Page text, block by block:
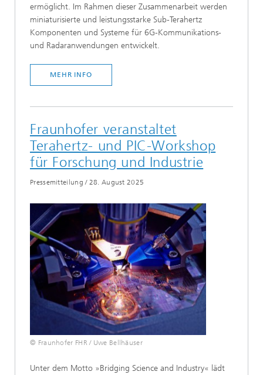
ermöglicht. Im Rahmen dieser Zusammenarbeit werden
miniaturisierte und leistungsstarke Sub-Terahertz
Komponenten und Systeme für 6G-Kommunikations-
und Radaranwendungen entwickelt.
MEHR INFO
Fraunhofer veranstaltet
Terahertz- und PIC-Workshop
für Forschung und Industrie
Pressemitteilung / 28. August 2025
© Fraunhofer FHR / Uwe Bellhäuser
Unter dem Motto »Bridging Science and Industry« lädt